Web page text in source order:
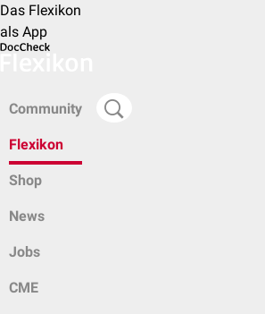
Das Flexikon
als App
Community
Flexikon
Shop
News
Jobs
CME